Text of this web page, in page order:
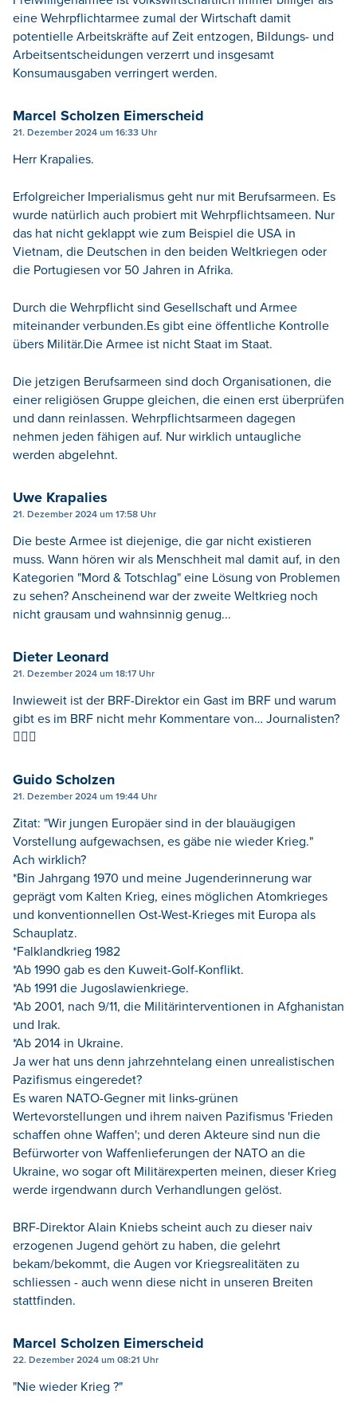
eine Wehrpflichtarmee zumal der Wirtschaft damit
potentielle Arbeitskräfte auf Zeit entzogen, Bildungs- und
Arbeitsentscheidungen verzerrt und insgesamt
Konsumausgaben verringert werden.
Marcel Scholzen Eimerscheid
21. Dezember 2024 um 16:33 Uhr
Herr Krapalies.
Erfolgreicher Imperialismus geht nur mit Berufsarmeen. Es
wurde natürlich auch probiert mit Wehrpflichtsameen. Nur
das hat nicht geklappt wie zum Beispiel die USA in
Vietnam, die Deutschen in den beiden Weltkriegen oder
die Portugiesen vor 50 Jahren in Afrika.
Durch die Wehrpflicht sind Gesellschaft und Armee
miteinander verbunden.Es gibt eine öffentliche Kontrolle
übers Militär.Die Armee ist nicht Staat im Staat.
Die jetzigen Berufsarmeen sind doch Organisationen, die
einer religiösen Gruppe gleichen, die einen erst überprüfen
und dann reinlassen. Wehrpflichtsarmeen dagegen
nehmen jeden fähigen auf. Nur wirklich untaugliche
werden abgelehnt.
Uwe Krapalies
21. Dezember 2024 um 17:58 Uhr
Die beste Armee ist diejenige, die gar nicht existieren
muss. Wann hören wir als Menschheit mal damit auf, in den
Kategorien "Mord & Totschlag" eine Lösung von Problemen
zu sehen? Anscheinend war der zweite Weltkrieg noch
nicht grausam und wahnsinnig genug...
Dieter Leonard
21. Dezember 2024 um 18:17 Uhr
Inwieweit ist der BRF-Direktor ein Gast im BRF und warum
gibt es im BRF nicht mehr Kommentare von… Journalisten?
🤷🏻‍♂️
Guido Scholzen
21. Dezember 2024 um 19:44 Uhr
Zitat: "Wir jungen Europäer sind in der blauäugigen
Vorstellung aufgewachsen, es gäbe nie wieder Krieg."
Ach wirklich?
*Bin Jahrgang 1970 und meine Jugenderinnerung war
geprägt vom Kalten Krieg, eines möglichen Atomkrieges
und konventionnellen Ost-West-Krieges mit Europa als
Schauplatz.
*Falklandkrieg 1982
*Ab 1990 gab es den Kuweit-Golf-Konflikt.
*Ab 1991 die Jugoslawienkriege.
*Ab 2001, nach 9/11, die Militärinterventionen in Afghanistan
und Irak.
*Ab 2014 in Ukraine.
Ja wer hat uns denn jahrzehntelang einen unrealistischen
Pazifismus eingeredet?
Es waren NATO-Gegner mit links-grünen
Wertevorstellungen und ihrem naiven Pazifismus 'Frieden
schaffen ohne Waffen'; und deren Akteure sind nun die
Befürworter von Waffenlieferungen der NATO an die
Ukraine, wo sogar oft Militärexperten meinen, dieser Krieg
werde irgendwann durch Verhandlungen gelöst.
BRF-Direktor Alain Kniebs scheint auch zu dieser naiv
erzogenen Jugend gehört zu haben, die gelehrt
bekam/bekommt, die Augen vor Kriegsrealitäten zu
schliessen - auch wenn diese nicht in unseren Breiten
stattfinden.
Marcel Scholzen Eimerscheid
22. Dezember 2024 um 08:21 Uhr
"Nie wieder Krieg ?"